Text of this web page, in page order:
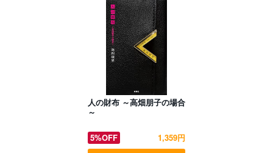
人の財布 ～高畑朋子の場合
～
5%OFF
1,359円